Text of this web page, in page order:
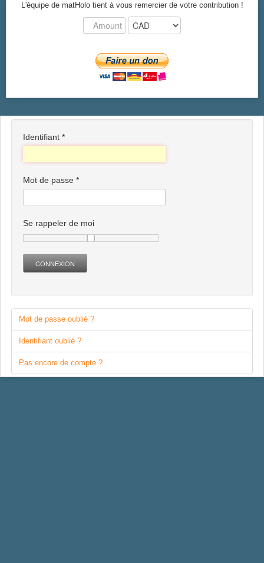
L'équipe de matHolo tient à vous remercier de votre contribution !
Identifiant *
Mot de passe *
Se rappeler de moi
CONNEXION
Mot de passe oublié ?
Identifiant oublié ?
Pas encore de compte ?